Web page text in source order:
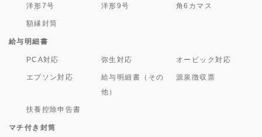
洋形7号 洋形9号 角6カマス
額縁封筒
給与明細書
PCA対応 弥生対応 オービック対応
エプソン対応
給与明細書（その
他）
源泉徴収票
扶養控除申告書
マチ付き封筒